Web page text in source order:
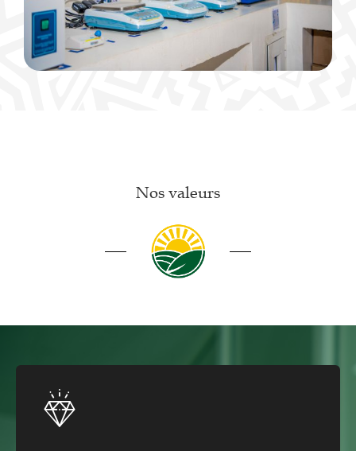
Nos valeurs